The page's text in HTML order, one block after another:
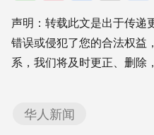
Weibo
声明：转载此文是出于传递
错误或侵犯了您的合法权益
系，我们将及时更正、删除
华人新闻